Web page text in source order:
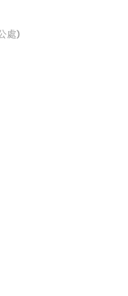
處)